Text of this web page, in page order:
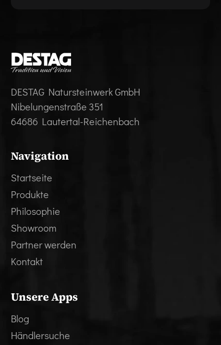
DESTAG Natursteinwerk GmbH
Nibelungenstraße 351
64686 Lautertal-Reichenbach
Navigation
Startseite
Produkte
Philosophie
Showroom
Partner werden
Kontakt
Unsere Apps
Blog
Händlersuche